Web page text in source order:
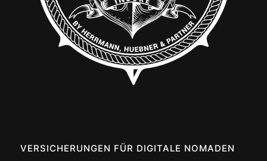
VERSICHERUNGEN FÜR DIGITALE NOMADEN